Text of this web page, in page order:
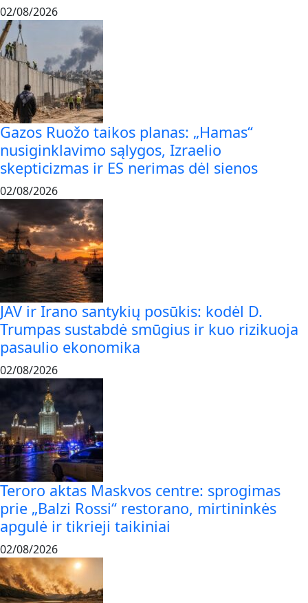
02/08/2026
Gazos Ruožo taikos planas: „Hamas“
nusiginklavimo sąlygos, Izraelio
skepticizmas ir ES nerimas dėl sienos
02/08/2026
JAV ir Irano santykių posūkis: kodėl D.
Trumpas sustabdė smūgius ir kuo rizikuoja
pasaulio ekonomika
02/08/2026
Teroro aktas Maskvos centre: sprogimas
prie „Balzi Rossi“ restorano, mirtininkės
apgulė ir tikrieji taikiniai
02/08/2026